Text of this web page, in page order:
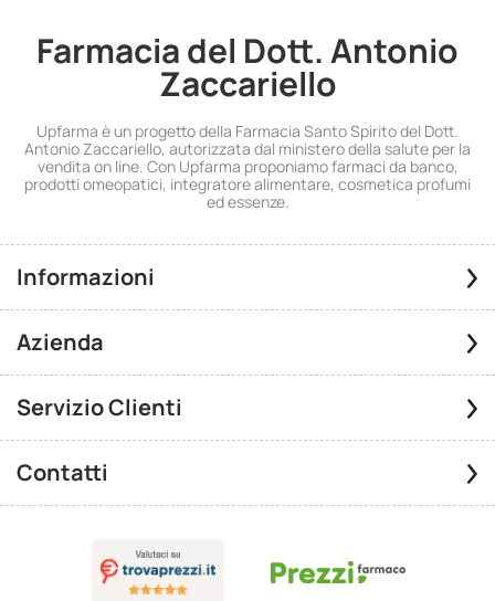
Farmacia del Dott. Antonio
Zaccariello
Upfarma è un progetto della Farmacia Santo Spirito del Dott.
Antonio Zaccariello, autorizzata dal ministero della salute per la
vendita on line. Con Upfarma proponiamo farmaci da banco,
prodotti omeopatici, integratore alimentare, cosmetica profumi
ed essenze.
Informazioni
Azienda
Servizio Clienti
Contatti